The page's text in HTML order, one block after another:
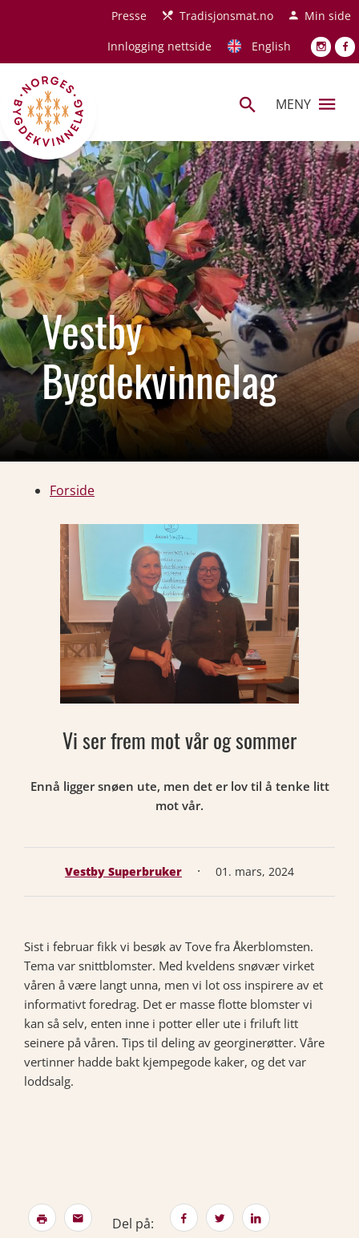
Hopp til hovedinnholdPresse Tradisjonsmat.no
Min side
Innlogging nettside
English
MENY
Vestby
Bygdekvinnelag
Forside
Vi ser frem mot vår og sommer
Ennå ligger snøen ute, men det er lov til å tenke litt
mot vår.
Vestby Superbruker · 01. mars, 2024
Sist i februar fikk vi besøk av Tove fra Åkerblomsten.
Tema var snittblomster. Med kveldens snøvær virket
våren å være langt unna, men vi lot oss inspirere av et
informativt foredrag. Det er masse flotte blomster vi
kan så selv, enten inne i potter eller ute i friluft litt
seinere på våren. Tips til deling av georginerøtter. Våre
vertinner hadde bakt kjempegode kaker, og det var
loddsalg.
Del på: